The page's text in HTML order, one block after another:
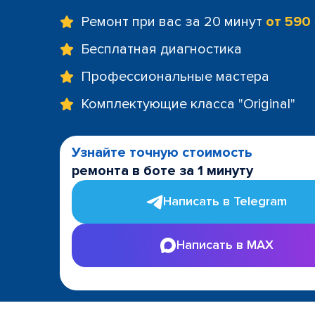
Ремонт при вас за 20 минут от
Бесплатная диагностика
Профессиональные мастера
Комплектующие класса "Original"
Узнайте точную стоимость
ремонта в боте за 1 минуту
Написать в Telegram
Написать в MAX